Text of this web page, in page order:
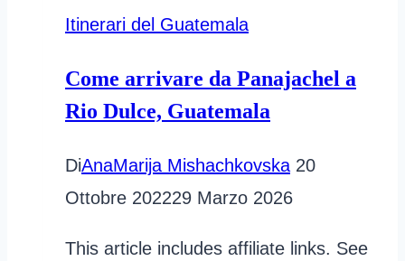
Itinerari del Guatemala
Come arrivare da Panajachel a
Rio Dulce, Guatemala
DiAnaMarija Mishachkovska 20
Ottobre 202229 Marzo 2026
This article includes affiliate links. See